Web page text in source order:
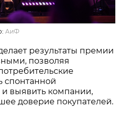
АиФ
результаты премии
позволяя
спонтанной
выявить компании,
доверие покупателей.